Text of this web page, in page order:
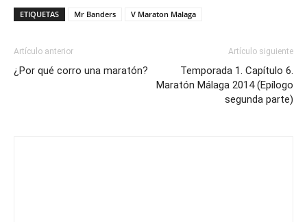
ETIQUETAS Mr Banders V Maraton Malaga
Artículo anterior
¿Por qué corro una maratón?
Artículo siguiente
Temporada 1. Capítulo 6.
Maratón Málaga 2014 (Epílogo
segunda parte)